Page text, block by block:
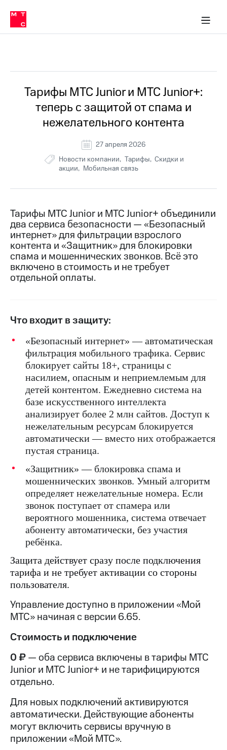
связь
Сервисы и подписки
30% на связь
кабинеты
Мобильная
и
Спутниковое
ТВ
МТС
связь
Перенести
в МТС
Услуги
Роуминг
Семейная
группа
карту
Оформить
eSIM
SIM-
карта
для
иностранцев
Оформить
чистый
номер
Выбрать
красивый
номер
Заменить
SIM-
карту
Перейти
на
Для дома
Выберите
ТВ
с выгодным
тарифом
Интернет,
ТВ и телефон
для дома
Услуги
Акции
Домашний
в МТС
Услуги
Роуминг
кабинет
Скачать
Скидка 30%
на связь
Тарифы
RED,
РИИЛ
и МТС
оплате
МТС
Деньги
Выберите
и подключите
ТВ
с выгодным
тарифом
Тарифы
Интернет,
ТВ и телефон
для дома
Услуги
Личный
кабинет
интернета
ТВ
Личный
кабинет
спутникового
Скачать
приложение
МТС
Видеонаблюдение
для дома
290 ₽/
мес
МТС
Тарифы МТС Junior и МТС Junior+:
теперь с защитой от спама и
нежелательного контента
27 апреля 2026
Новости компании Тарифы Скидки и
акции Мобильная связь
Тарифы МТС Junior и МТС Junior+ объединили
два сервиса безопасности — «Безопасный
интернет» для фильтрации взрослого
контента и «Защитник» для блокировки
спама и мошеннических звонков. Всё это
включено в стоимость и не требует
отдельной оплаты.
Что входит в защиту:
«Безопасный интернет» — автоматическая
фильтрация мобильного трафика. Сервис
блокирует сайты 18+, страницы с
насилием, опасным и неприемлемым для
детей контентом. Ежедневно система на
базе искусственного интеллекта
анализирует более 2 млн сайтов. Доступ к
нежелательным ресурсам блокируется
автоматически — вместо них отображается
пустая страница.
«Защитник» — блокировка спама и
мошеннических звонков. Умный алгоритм
определяет нежелательные номера. Если
звонок поступает от спамера или
вероятного мошенника, система отвечает
абоненту автоматически, без участия
ребёнка.
Защита действует сразу после подключения
тарифа и не требует активации со стороны
пользователя.
Управление доступно в приложении «Мой
МТС» начиная с версии 6.65.
Стоимость и подключение
0 ₽— оба сервиса включены в тарифы МТС
Junior и МТС Junior+ и не тарифицируются
отдельно.
Для новых подключений активируются
автоматически. Действующие абоненты
могут включить сервисы вручную в
приложении «Мой МТС».